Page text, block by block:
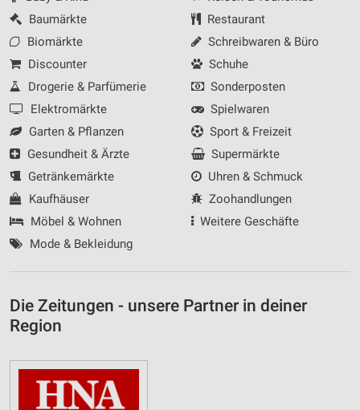
Baumärkte
Biomärkte
Discounter
Drogerie & Parfümerie
Elektromärkte
Garten & Pflanzen
Gesundheit & Ärzte
Getränkemärkte
Kaufhäuser
Möbel & Wohnen
Mode & Bekleidung
Restaurant
Schreibwaren & Büro
Schuhe
Sonderposten
Spielwaren
Sport & Freizeit
Supermärkte
Uhren & Schmuck
Zoohandlungen
Weitere Geschäfte
Die Zeitungen - unsere Partner in deiner
Region